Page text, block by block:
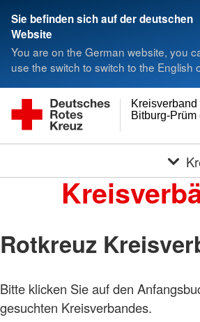
Sie befinden sich auf der deutschen
Website
You are on the German website, you
use the switch to switch to the English
Bitburg-Prüm
Kreisverband
Rotkreuz
Bitte klicken Sie auf den
gesuchten Kreisverbandes.